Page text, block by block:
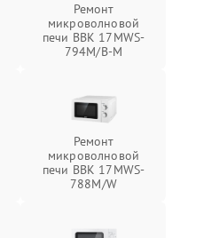
Ремонт
микроволновой
печи BBK 17MWS-
794M/B-M
Ремонт
микроволновой
печи BBK 17MWS-
788M/W